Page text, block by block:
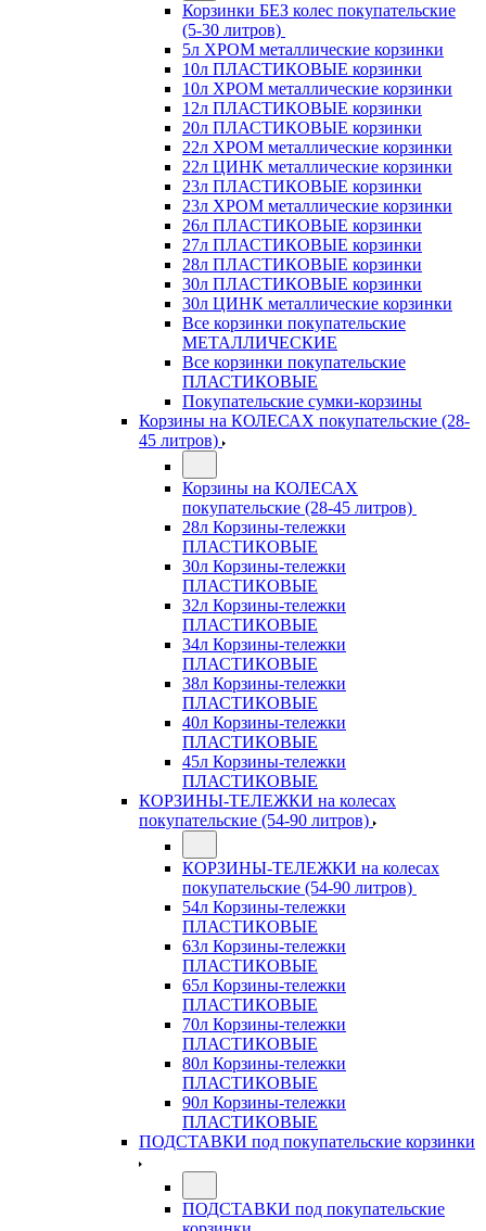
Корзинки БЕЗ колес покупательские
(5-30 литров)
5л ХРОМ металлические корзинки
10л ПЛАСТИКОВЫЕ корзинки
10л ХРОМ металлические корзинки
12л ПЛАСТИКОВЫЕ корзинки
20л ПЛАСТИКОВЫЕ корзинки
22л ХРОМ металлические корзинки
22л ЦИНК металлические корзинки
23л ПЛАСТИКОВЫЕ корзинки
23л ХРОМ металлические корзинки
26л ПЛАСТИКОВЫЕ корзинки
27л ПЛАСТИКОВЫЕ корзинки
28л ПЛАСТИКОВЫЕ корзинки
30л ПЛАСТИКОВЫЕ корзинки
30л ЦИНК металлические корзинки
Все корзинки покупательские
МЕТАЛЛИЧЕСКИЕ
Все корзинки покупательские
ПЛАСТИКОВЫЕ
Покупательские сумки-корзины
Корзины на КОЛЕСАХ покупательские (28-
45 литров)
Корзины на КОЛЕСАХ
покупательские (28-45 литров)
28л Корзины-тележки
ПЛАСТИКОВЫЕ
30л Корзины-тележки
ПЛАСТИКОВЫЕ
32л Корзины-тележки
ПЛАСТИКОВЫЕ
34л Корзины-тележки
ПЛАСТИКОВЫЕ
38л Корзины-тележки
ПЛАСТИКОВЫЕ
40л Корзины-тележки
ПЛАСТИКОВЫЕ
45л Корзины-тележки
ПЛАСТИКОВЫЕ
КОРЗИНЫ-ТЕЛЕЖКИ на колесах
покупательские (54-90 литров)
КОРЗИНЫ-ТЕЛЕЖКИ на колесах
покупательские (54-90 литров)
54л Корзины-тележки
ПЛАСТИКОВЫЕ
63л Корзины-тележки
ПЛАСТИКОВЫЕ
65л Корзины-тележки
ПЛАСТИКОВЫЕ
70л Корзины-тележки
ПЛАСТИКОВЫЕ
80л Корзины-тележки
ПЛАСТИКОВЫЕ
90л Корзины-тележки
ПЛАСТИКОВЫЕ
ПОДСТАВКИ под покупательские корзинки
ПОДСТАВКИ под покупательские